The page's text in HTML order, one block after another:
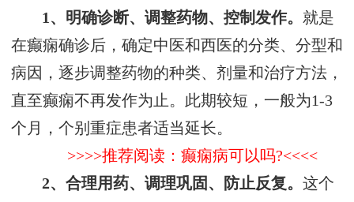
1、明确诊断、调整药物、控制发作。 就是
在癫痫确诊后，确定中医和西医的分类、分型和
病因，逐步调整药物的种类、剂量和治疗方法，
直至癫痫不再发作为止。此期较短，一般为1-3
个月，个别重症患者适当延长。
>>>>推荐阅读：癫痫病可以吗?<<<<
2、合理用药、调理巩固、防止反复。这个